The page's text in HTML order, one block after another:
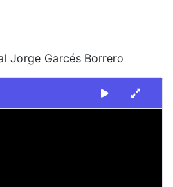
Jorge Garcés Borrero